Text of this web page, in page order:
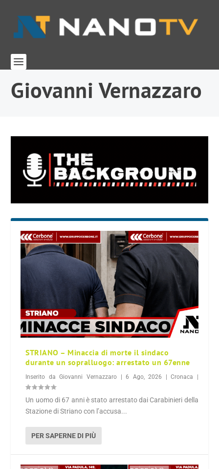
Giovanni Vernazzaro
STRIANO – Minaccia di morte il sindaco
durante un sopralluogo: arrestato un 67enne
Inserito daGiovanni Vernazzaro|6 Ago, 2026 |Cronaca
Un uomo di 67 anni è stato arrestato dai Carabinieri della
Stazione di Striano con l’accusa...
PER SAPERNE DI PIÙ